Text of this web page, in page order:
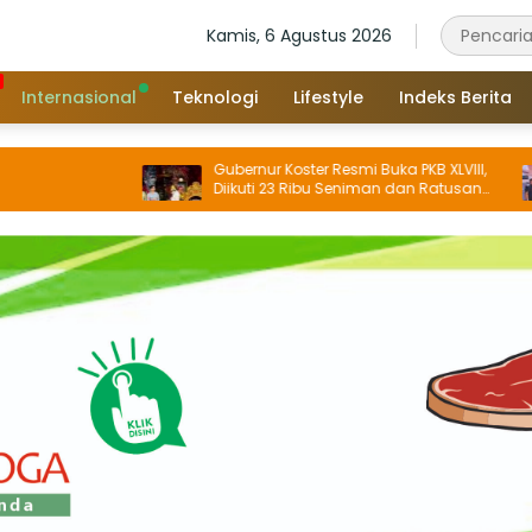
Kamis, 6 Agustus 2026
Internasional Teknologi Lifestyle Indeks Berita
Gubernur Koster Resmi Buka PKB XLVIII,
Diikuti 23 Ribu Seniman dan Ratusan
Sekaa, IKM/UMKM Digratiskan